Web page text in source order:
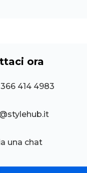
ora
414 4983
una chat